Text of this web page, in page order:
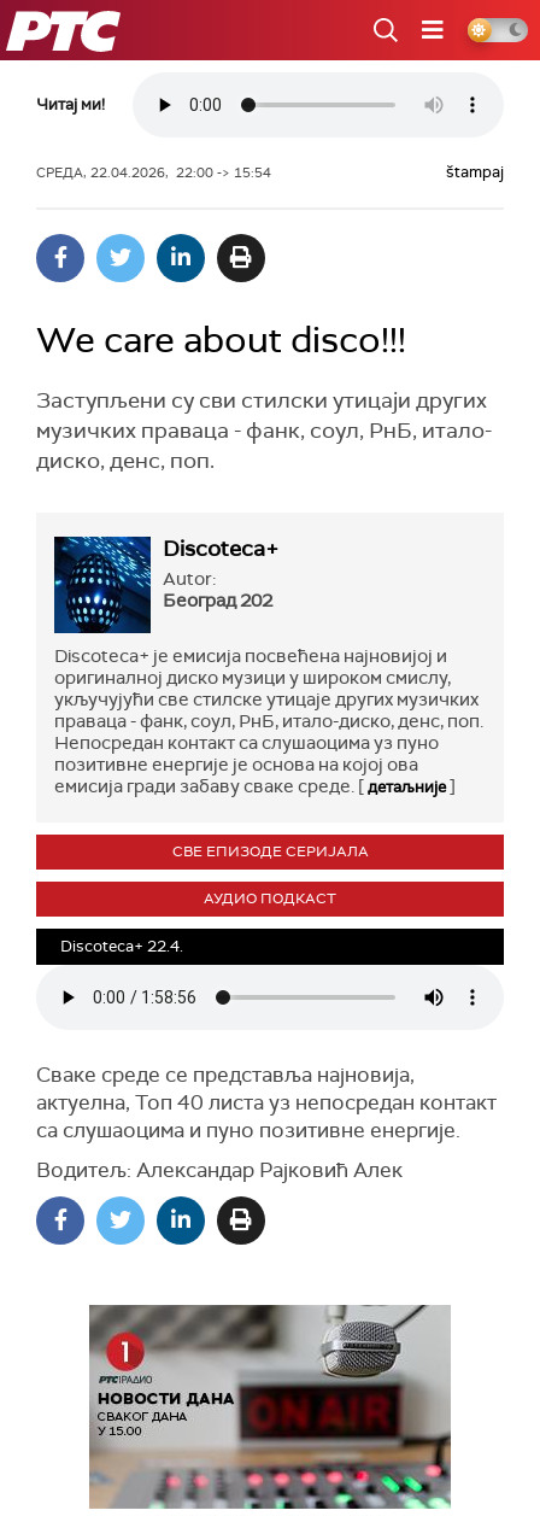
РТС
Читај ми!
СРЕДА, 22.04.2026, 22:00 -> 15:54 štampaj
We care about disco!!!
Заступљени су сви стилски утицаји других
музичких праваца - фанк, соул, РнБ, итало-
диско, денс, поп.
Discoteca+
Autor:
Београд 202
Discoteca+ је емисија посвећена најновијој и
оригиналној диско музици у широком смислу,
укључујући све стилске утицаје других музичких
праваца - фанк, соул, РнБ, итало-диско, денс, поп.
Непосредан контакт са слушаоцима уз пуно
позитивне енергије је основа на којој ова
емисија гради забаву сваке среде. [детаљније]
СВЕ ЕПИЗОДЕ СЕРИЈАЛА
АУДИО ПОДКАСТ
Discoteca+ 22.4.
Сваке среде се представља најновија,
актуелна, Топ 40 листа уз непосредан контакт
са слушаоцима и пуно позитивне енергије.
Водитељ: Александар Рајковић Алек